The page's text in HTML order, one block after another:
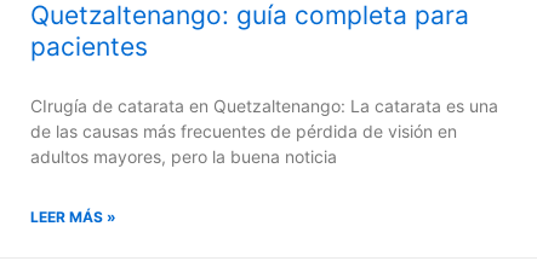
Quetzaltenango: guía completa para
pacientes
CIrugía de catarata en Quetzaltenango: La catarata es una
de las causas más frecuentes de pérdida de visión en
adultos mayores, pero la buena noticia
LEER MÁS »